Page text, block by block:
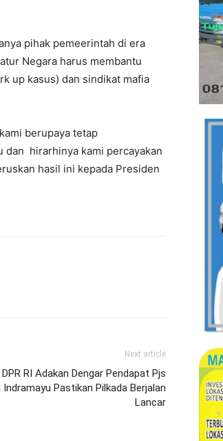
pihak pemeerintah di era
Negara harus membantu
up kasus) dan sindikat mafia
berupaya tetap
dan hirarhinya kami percayakan
hasil ini kepada Presiden
Next article
RI Adakan Dengar Pendapat Pjs
Indramayu Pastikan Pilkada Berjalan
Lancar